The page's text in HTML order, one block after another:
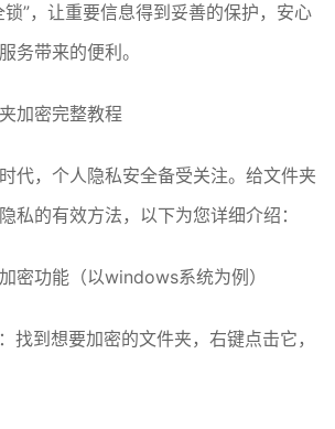
”，让重要信息得到妥善的保护，安心
务带来的便利。
加密完整教程
代，个人隐私安全备受关注。给文件夹
私的有效方法，以下为您详细介绍：
密功能（以windows系统为例）
找到想要加密的文件夹，右键点击它，